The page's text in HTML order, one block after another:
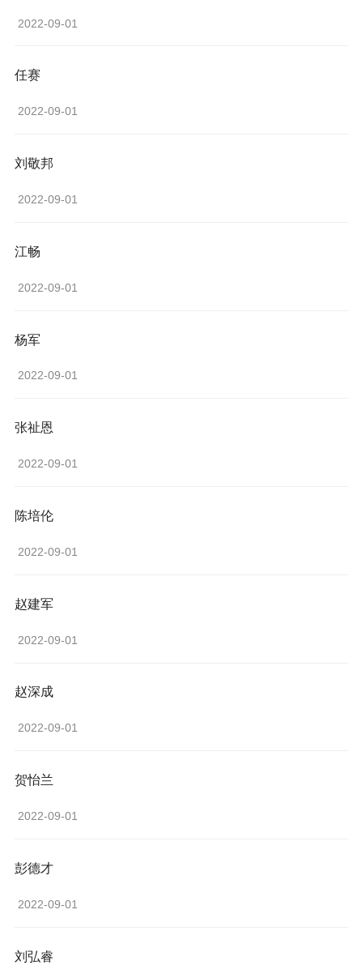
2022-09-01
任赛
2022-09-01
刘敬邦
2022-09-01
江畅
2022-09-01
杨军
2022-09-01
张祉恩
2022-09-01
陈培伦
2022-09-01
赵建军
2022-09-01
赵深成
2022-09-01
贺怡兰
2022-09-01
彭德才
2022-09-01
刘弘睿